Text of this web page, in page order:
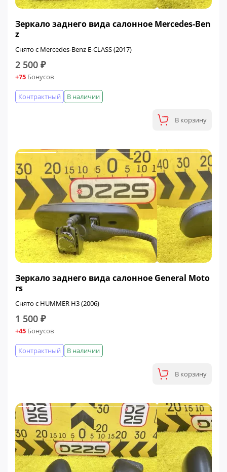
Зеркало заднего вида салонное Mercedes-Ben
z
Снято с Mercedes-Benz E-CLASS (2017)
2 500 ₽
+75 Бонусов
В наличии
Контрактный
В корзину
Зеркало заднего вида салонное General Moto
rs
Снято с HUMMER H3 (2006)
1 500 ₽
+45 Бонусов
В наличии
Контрактный
В корзину